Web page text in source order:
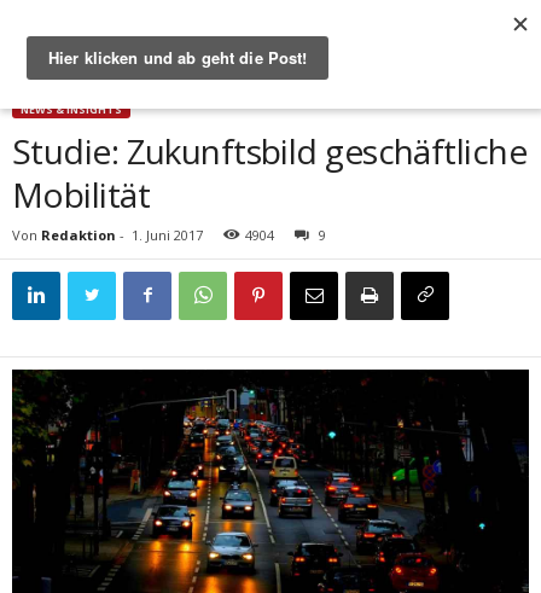
Start News & Insights Studie: Zukunftsbild geschäftliche Mobilität
NEWS & INSIGHTS
Studie: Zukunftsbild geschäftliche
Mobilität
Von Redaktion - 1. Juni 2017 4904 9